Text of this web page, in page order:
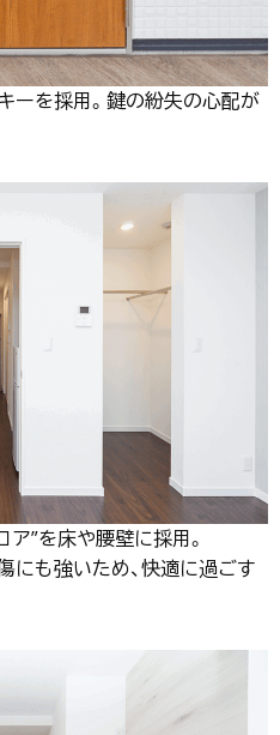
ーを採用。鍵の紛失の心配が
”を床や腰壁に採用。
にも強いため、快適に過ごす